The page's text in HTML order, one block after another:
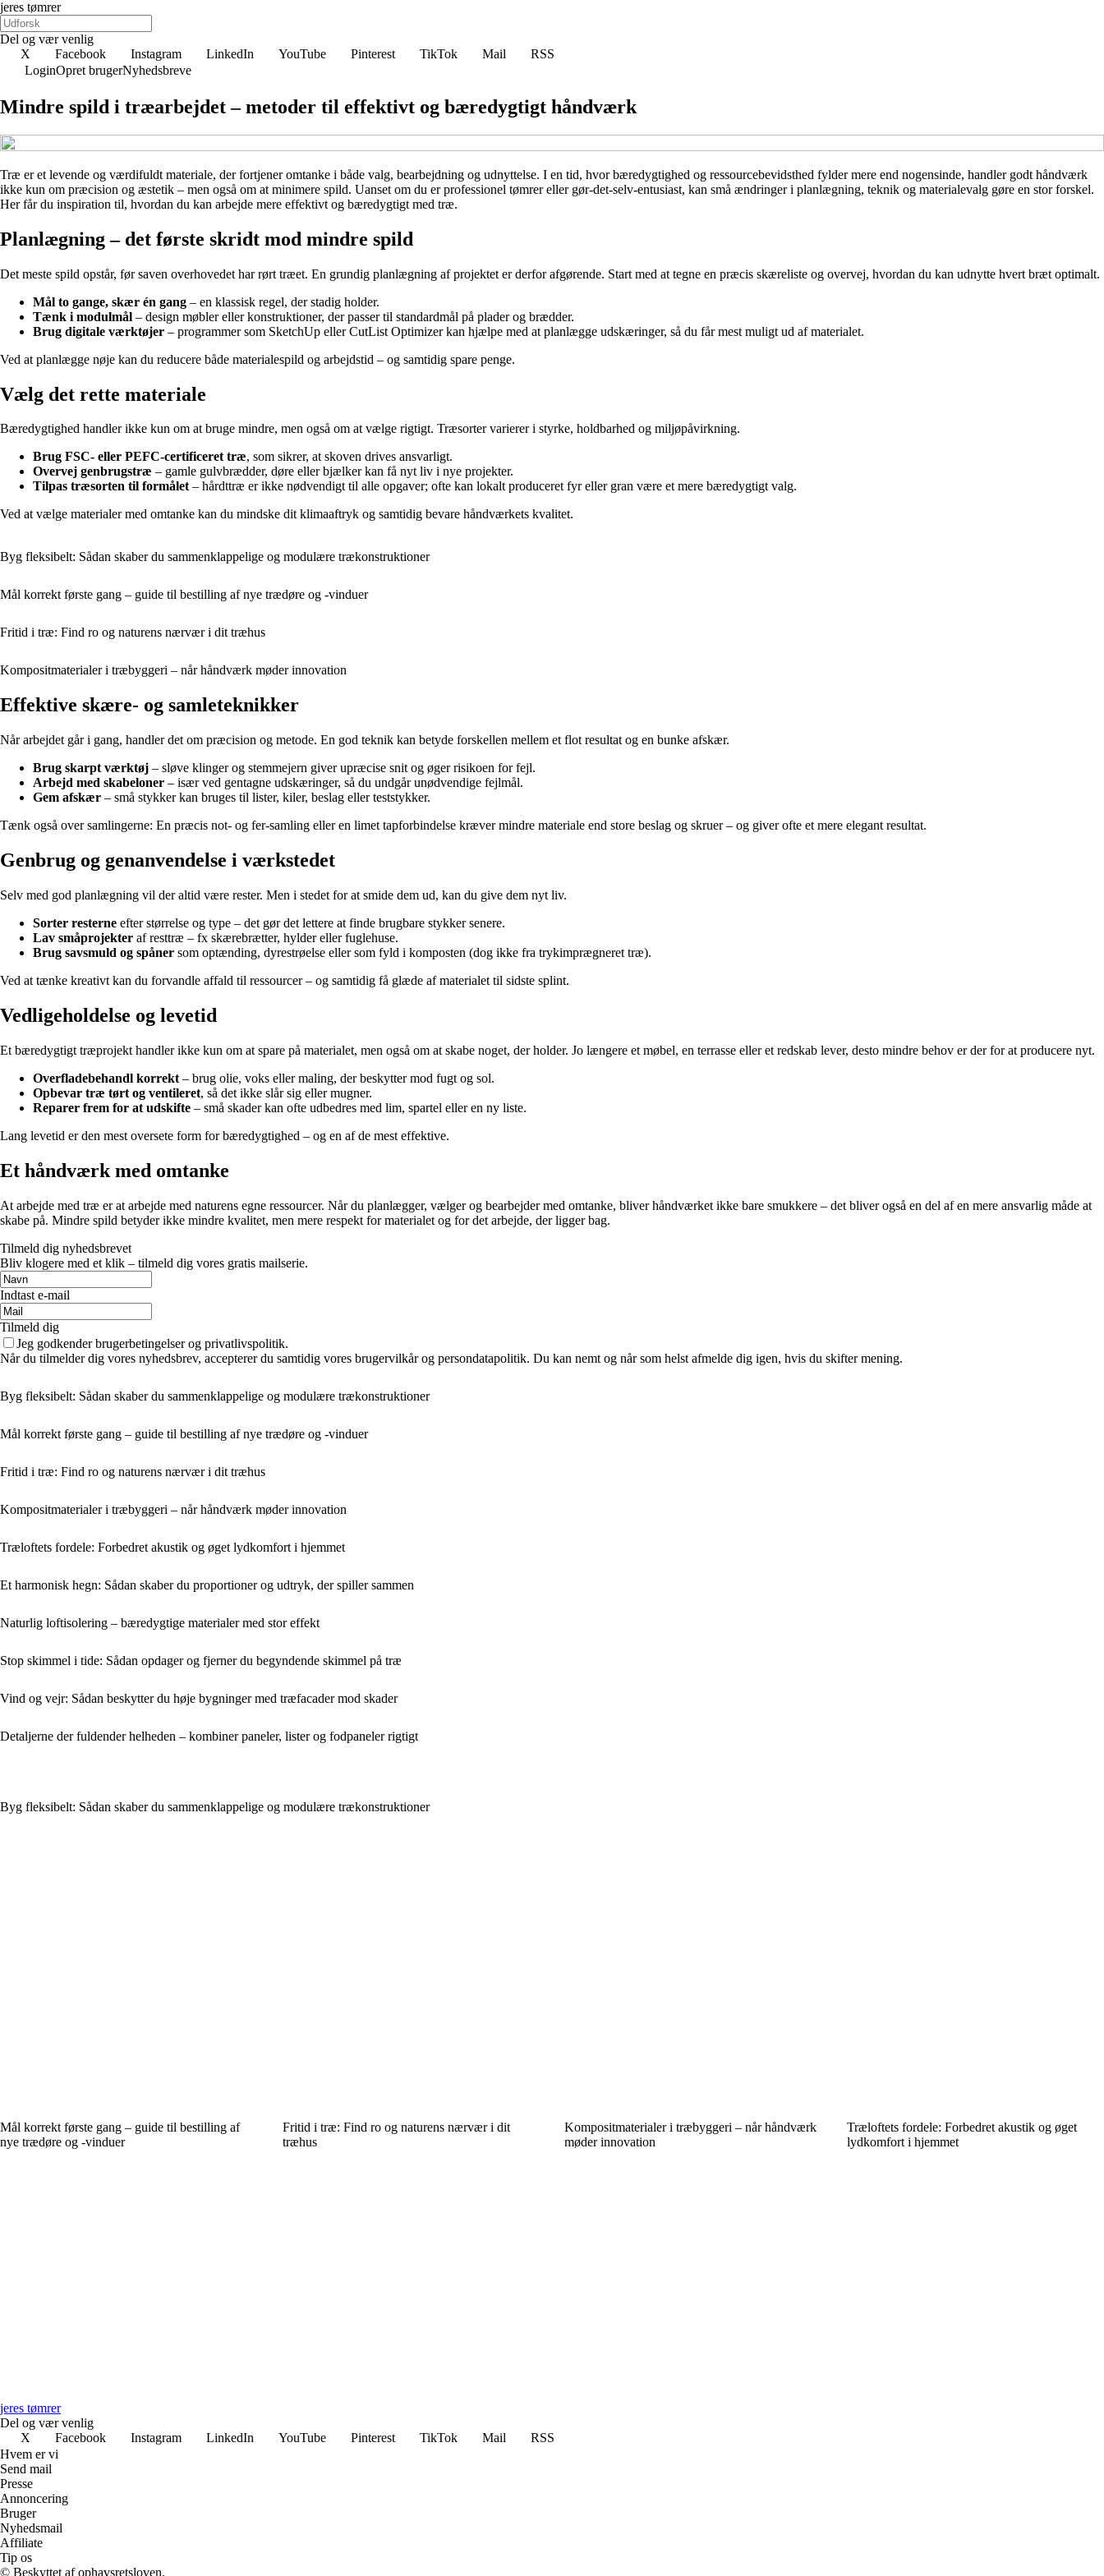
jeres tømrer
Del og vær venlig
X
Facebook Instagram LinkedIn YouTube Pinterest TikTok Mail
RSS
LoginOpret brugerNyhedsbreve
Mindre spild i træarbejdet – metoder til effektivt og bæredygtigt håndværk
Træ er et levende og værdifuldt materiale, der fortjener omtanke i både valg, bearbejdning og udnyttelse. I en tid, hvor bæredygtighed og ressourcebevidsthed fylder mere end nogensinde, handler godt håndværk
ikke kun om præcision og æstetik – men også om at minimere spild. Uanset om du er professionel tømrer eller gør-det-selv-entusiast, kan små ændringer i planlægning, teknik og materialevalg gøre en stor forskel.
Her får du inspiration til, hvordan du kan arbejde mere effektivt og bæredygtigt med træ.
Planlægning – det første skridt mod mindre spild
Det meste spild opstår, før saven overhovedet har rørt træet. En grundig planlægning af projektet er derfor afgørende. Start med at tegne en præcis skæreliste og overvej, hvordan du kan udnytte hvert bræt optimalt.
Mål to gange, skær én gang – en klassisk regel, der stadig holder.
Tænk i modulmål – design møbler eller konstruktioner, der passer til standardmål på plader og brædder.
Brug digitale værktøjer – programmer som SketchUp eller CutList Optimizer kan hjælpe med at planlægge udskæringer, så du får mest muligt ud af materialet.
Ved at planlægge nøje kan du reducere både materialespild og arbejdstid – og samtidig spare penge.
Vælg det rette materiale
Bæredygtighed handler ikke kun om at bruge mindre, men også om at vælge rigtigt. Træsorter varierer i styrke, holdbarhed og miljøpåvirkning.
Brug FSC- eller PEFC-certificeret træ, som sikrer, at skoven drives ansvarligt.
Overvej genbrugstræ – gamle gulvbrædder, døre eller bjælker kan få nyt liv i nye projekter.
Tilpas træsorten til formålet– hårdttræ er ikke nødvendigt til alle opgaver; ofte kan lokalt produceret fyr eller gran være et mere bæredygtigt valg.
Ved at vælge materialer med omtanke kan du mindske dit klimaaftryk og samtidig bevare håndværkets kvalitet.
Byg fleksibelt: Sådan skaber du sammenklappelige og modulære trækonstruktioner
Mål korrekt første gang – guide til bestilling af nye trædøre og -vinduer
Fritid i træ: Find ro og naturens nærvær i dit træhus
Kompositmaterialer i træbyggeri – når håndværk møder innovation
Effektive skære- og samleteknikker
Når arbejdet går i gang, handler det om præcision og metode. En god teknik kan betyde forskellen mellem et flot resultat og en bunke afskær.
Brug skarpt værktøj – sløve klinger og stemmejern giver upræcise snit og øger risikoen for fejl.
Arbejd med skabeloner – især ved gentagne udskæringer, så du undgår unødvendige fejlmål.
Gem afskær – små stykker kan bruges til lister, kiler, beslag eller teststykker.
Tænk også over samlingerne: En præcis not- og fer-samling eller en limet tapforbindelse kræver mindre materiale end store beslag og skruer – og giver ofte et mere elegant resultat.
Genbrug og genanvendelse i værkstedet
Selv med god planlægning vil der altid være rester. Men i stedet for at smide dem ud, kan du give dem nyt liv.
Sorter resterne efter størrelse og type – det gør det lettere at finde brugbare stykker senere.
Lav småprojekter af resttræ – fx skærebrætter, hylder eller fuglehuse.
Brug savsmuld og spåner som optænding, dyrestrøelse eller som fyld i komposten (dog ikke fra trykimprægneret træ).
Ved at tænke kreativt kan du forvandle affald til ressourcer – og samtidig få glæde af materialet til sidste splint.
Vedligeholdelse og levetid
Et bæredygtigt træprojekt handler ikke kun om at spare på materialet, men også om at skabe noget, der holder. Jo længere et møbel, en terrasse eller et redskab lever, desto mindre behov er der for at producere nyt.
Overfladebehandl korrekt – brug olie, voks eller maling, der beskytter mod fugt og sol.
Opbevar træ tørt og ventileret, så det ikke slår sig eller mugner.
Reparer frem for at udskifte – små skader kan ofte udbedres med lim, spartel eller en ny liste.
Lang levetid er den mest oversete form for bæredygtighed – og en af de mest effektive.
Et håndværk med omtanke
At arbejde med træ er at arbejde med naturens egne ressourcer. Når du planlægger, vælger og bearbejder med omtanke, bliver håndværket ikke bare smukkere – det bliver også en del af en mere ansvarlig måde at
skabe på. Mindre spild betyder ikke mindre kvalitet, men mere respekt for materialet og for det arbejde, der ligger bag.
Tilmeld dig nyhedsbrevet
Bliv klogere med et klik – tilmeld dig vores gratis mailserie.
Indtast e-mail
Tilmeld dig
Jeg godkender brugerbetingelser og privatlivspolitik.
Når du tilmelder dig vores nyhedsbrev, accepterer du samtidig vores brugervilkår og persondatapolitik. Du kan nemt og når som helst afmelde dig igen, hvis du skifter mening.
Byg fleksibelt: Sådan skaber du sammenklappelige og modulære trækonstruktioner
Mål korrekt første gang – guide til bestilling af nye trædøre og -vinduer
Fritid i træ: Find ro og naturens nærvær i dit træhus
Kompositmaterialer i træbyggeri – når håndværk møder innovation
Træloftets fordele: Forbedret akustik og øget lydkomfort i hjemmet
Et harmonisk hegn: Sådan skaber du proportioner og udtryk, der spiller sammen
Naturlig loftisolering – bæredygtige materialer med stor effekt
Stop skimmel i tide: Sådan opdager og fjerner du begyndende skimmel på træ
Vind og vejr: Sådan beskytter du høje bygninger med træfacader mod skader
Detaljerne der fuldender helheden – kombiner paneler, lister og fodpaneler rigtigt
Byg fleksibelt: Sådan skaber du sammenklappelige og modulære trækonstruktioner
Mål korrekt første gang – guide til bestilling af
nye trædøre og -vinduer
Fritid i træ: Find ro og naturens nærvær i dit
træhus
Kompositmaterialer i træbyggeri – når håndværk
møder innovation
Træloftets fordele: Forbedret akustik og øget
lydkomfort i hjemmet
jeres tømrer
Del og vær venlig
X
Facebook Instagram LinkedIn YouTube Pinterest TikTok Mail
RSS
Hvem er vi
Send mail
Presse
Annoncering
Bruger
Nyhedsmail
Affiliate
Tip os
© Beskyttet af ophavsretsloven.